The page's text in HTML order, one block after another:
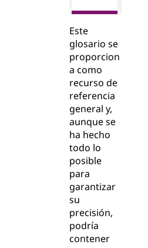
Este
glosario se
proporcion
a como
recurso de
referencia
general y,
aunque se
ha hecho
todo lo
posible
para
garantizar
su
precisión,
podría
contener